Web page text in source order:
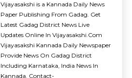
Vijayasakshi is a Kannada Daily News
Paper Publishing From Gadag. Get
Latest Gadag District News Live
Updates Online In Vijayasakshi.Com
Vijayasakshi Kannada Daily Newspaper
Provide News On Gadag District
Including Karnataka, India News In
Kannada. Contact-